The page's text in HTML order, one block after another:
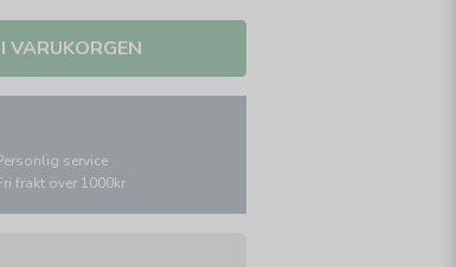
VARUKORGEN
service
frakt över 1000kr